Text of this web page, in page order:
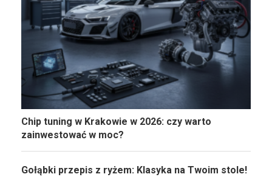
Chip tuning w Krakowie w 2026: czy warto
zainwestować w moc?
Gołąbki przepis z ryżem: Klasyka na Twoim stole!